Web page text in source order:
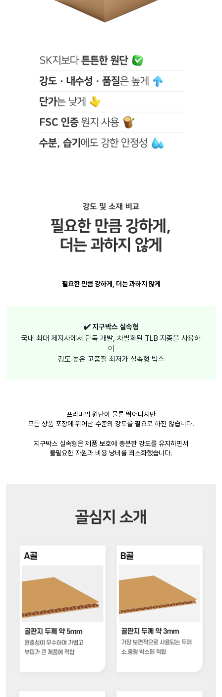
필요한 만큼 강하게, 더는 과하지 않게
✔️ 지구박스 실속형
국내 최대 제지사에서 단독 개발, 차별화된 TLB 지종을 사용하
여
강도 높은 고품질 최저가 실속형 박스
프리미엄 원단이 물론 뛰어나지만
모든 상품 포장에 뛰어난 수준의 강도를 필요로 하진 않습니다.
지구박스 실속형은 제품 보호에 충분한 강도를 유지하면서
불필요한 자원과 비용 낭비를 최소화했습니다.